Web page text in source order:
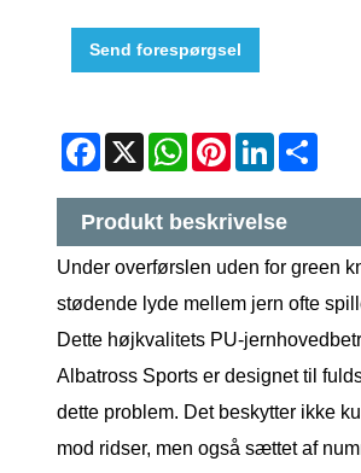
Send forespørgsel
Facebook
X WhatsApp
Pinterest
LinkedIn
Produkt beskrivelse
Under overførslen uden for green
stødende lyde mellem jern ofte
Dette højkvalitets PU-
Albatross Sports er designet til
dette problem. Det beskytter ikke
mod ridser, men også sættet af